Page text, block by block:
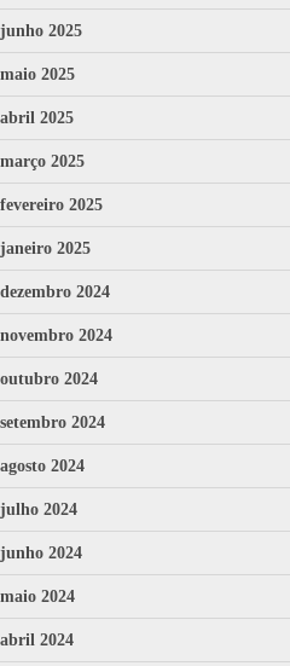
junho 2025
maio 2025
abril 2025
março 2025
fevereiro 2025
janeiro 2025
dezembro 2024
novembro 2024
outubro 2024
setembro 2024
agosto 2024
julho 2024
junho 2024
maio 2024
abril 2024